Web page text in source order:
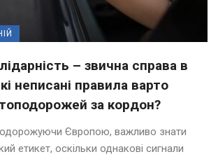
– звична справа в
неписані правила варто
за кордон?
Європою, важливо знати
етикет, оскільки однакові сигнали